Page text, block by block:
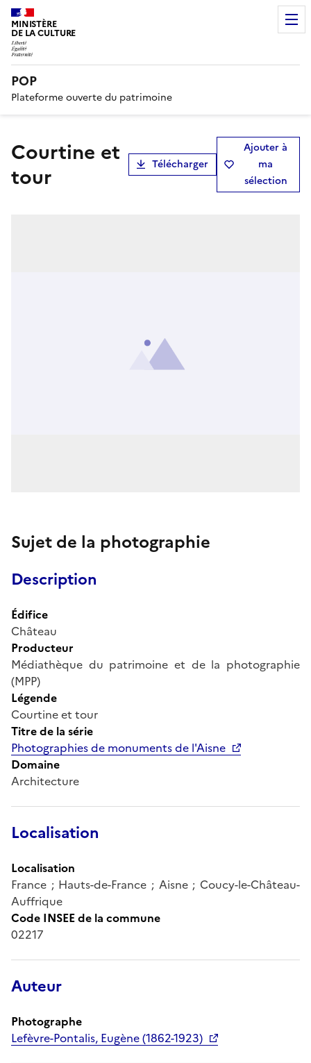
MINISTÈRE
DE LA CULTURE
POP
Plateforme ouverte du patrimoine
Courtine et
tour
Télécharger
Ajouter à
ma
sélection
Sujet de la photographie
Description
Édifice
Château
Producteur
Médiathèque du patrimoine et de la photographie
(MPP)
Légende
Courtine et tour
Titre de la série
Photographies de monuments de l'Aisne
Domaine
Architecture
Localisation
Localisation
France ; Hauts-de-France ; Aisne ; Coucy-le-Château-
Auffrique
Code INSEE de la commune
02217
Auteur
Photographe
Lefèvre-Pontalis, Eugène (1862-1923)